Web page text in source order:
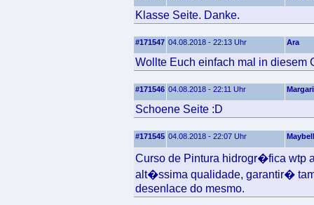
Klasse Seite. Danke.
#171547 04.08.2018 - 22:13 Uhr Ara
Wollte Euch einfach mal in diesem
#171546 04.08.2018 - 22:11 Uhr
Schoene Seite :D
#171545 04.08.2018 - 22:07 Uhr
Curso de Pintura hidrogr�fica wtp
alt�ssima qualidade, garantir�
desenlace do mesmo.